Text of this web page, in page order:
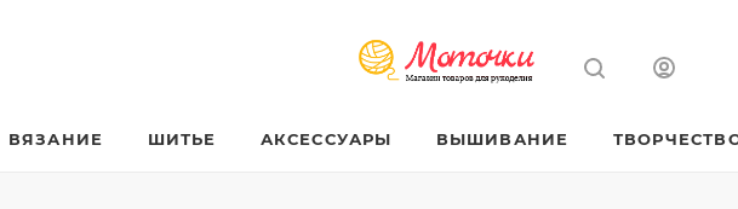
ВЯЗАНИЕ ШИТЬЕ АКСЕССУАРЫ ВЫШИВАНИЕ